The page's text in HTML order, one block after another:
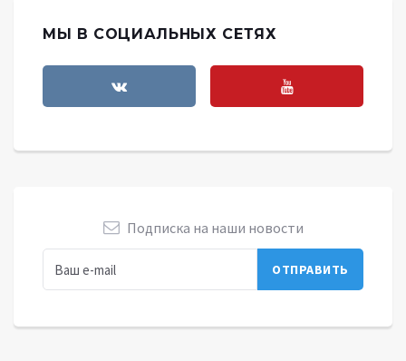
МЫ В СОЦИАЛЬНЫХ СЕТЯХ
Подписка на наши новости